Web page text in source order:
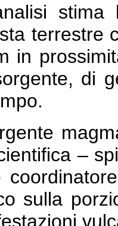
terrestre
in
di
–
sulla